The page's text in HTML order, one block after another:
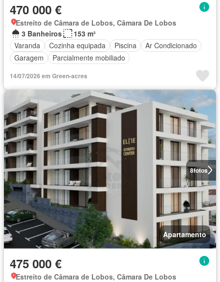
470 000 €
Estreito de Câmara de Lobos, Câmara De Lobos
3 Banheiros
153 m²
Varanda
Cozinha equipada Piscina
Ar Condicionado
Garagem
Parcialmente mobiliado
14/07/2026 em Green-acres
8fotos
Apartamento
475 000 €
Estreito de Câmara de Lobos, Câmara De Lobos